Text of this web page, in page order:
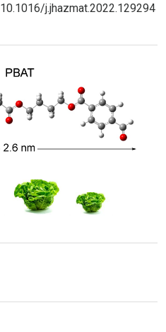
j.jhazmat.2022.129294